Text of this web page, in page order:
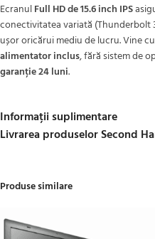
EcranulFull HD de 15.6 inch IPS
conectivitatea variată (Thunderbolt
ușor oricărui mediu de lucru. Vine cu
alimentator inclus, fără sistem de
garanție 24 luni.
Informații suplimentare
Livrarea produselor Second
Produse similare